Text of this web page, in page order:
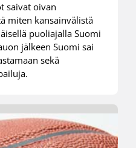
saivat oivan
miten kansainvälistä
puoliajalla Suomi
jälkeen Suomi sai
sekä